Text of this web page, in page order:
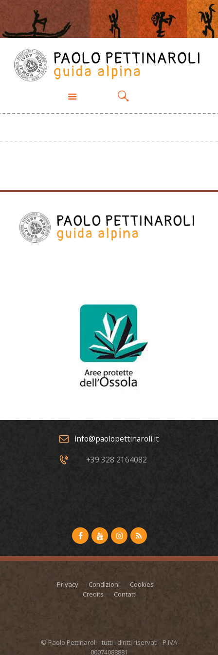
PROPOSTE
CHI SONO
ESPERIENZE
info@paolopettinaroli.it
+39 328 2164082
Privacy Condizioni
Cookies
Credits
Contatti
© Paolo Pettinaroli - tutti i diritti riservati - P.IVA
00074088881